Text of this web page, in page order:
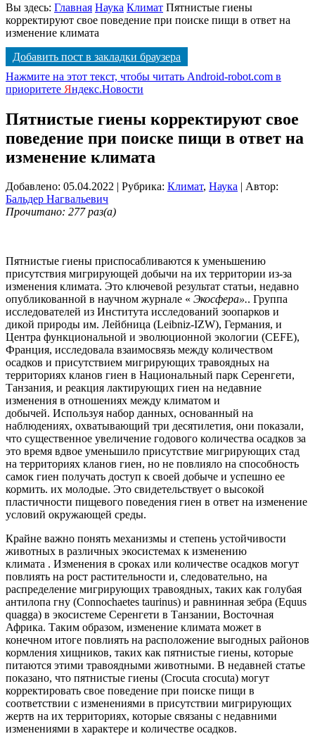
Вы здесь: Главная Наука Климат Пятнистые гиены
корректируют свое поведение при поиске пищи в ответ на
изменение климата
Добавить пост в закладки браузера
Нажмите на этот текст, чтобы читать Android-robot.com в
приоритете Яндекс.Новости
Пятнистые гиены корректируют свое
поведение при поиске пищи в ответ на
изменение климата
Добавлено: 05.04.2022 | Рубрика: Климат, Наука | Автор:
Бальдер Нагвальевич
Прочитано: 277 раз(а)
Пятнистые гиены приспосабливаются к уменьшению
присутствия мигрирующей добычи на их территории из-за
изменения климата. Это ключевой результат статьи, недавно
опубликованной в научном журнале « Экосфера».. Группа
исследователей из Института исследований зоопарков и
дикой природы им. Лейбница (Leibniz-IZW), Германия, и
Центра функциональной и эволюционной экологии (CEFE),
Франция, исследовала взаимосвязь между количеством
осадков и присутствием мигрирующих травоядных на
территориях кланов гиен в Национальный парк Серенгети,
Танзания, и реакция лактирующих гиен на недавние
изменения в отношениях между климатом и
добычей. Используя набор данных, основанный на
наблюдениях, охватывающий три десятилетия, они показали,
что существенное увеличение годового количества осадков за
это время вдвое уменьшило присутствие мигрирующих стад
на территориях кланов гиен, но не повлияло на способность
самок гиен получать доступ к своей добыче и успешно ее
кормить. их молодые. Это свидетельствует о высокой
пластичности пищевого поведения гиен в ответ на изменение
условий окружающей среды.
Крайне важно понять механизмы и степень устойчивости
животных в различных экосистемах к изменению
климата . Изменения в сроках или количестве осадков могут
повлиять на рост растительности и, следовательно, на
распределение мигрирующих травоядных, таких как голубая
антилопа гну (Connochaetes taurinus) и равнинная зебра (Equus
quagga) в экосистеме Серенгети в Танзании, Восточная
Африка. Таким образом, изменение климата может в
конечном итоге повлиять на расположение выгодных районов
кормления хищников, таких как пятнистые гиены, которые
питаются этими травоядными животными. В недавней статье
показано, что пятнистые гиены (Crocuta crocuta) могут
корректировать свое поведение при поиске пищи в
соответствии с изменениями в присутствии мигрирующих
жертв на их территориях, которые связаны с недавними
изменениями в характере и количестве осадков.